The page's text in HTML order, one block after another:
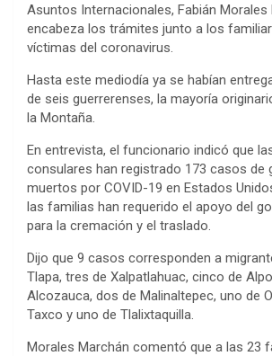
Asuntos Internacionales, Fabián Morales
encabeza los trámites junto a los
víctimas del coronavirus.
Hasta este mediodía ya se habían
de seis guerrerenses, la mayoría
la Montaña.
En entrevista, el funcionario indicó que
consulares han registrado 173 casos de
muertos por COVID-19 en Estados
las familias han requerido el apoyo del
para la cremación y el traslado.
Dijo que 9 casos corresponden a
Tlapa, tres de Xalpatlahuac, cinco de
Alcozauca, dos de Malinaltepec, uno de
Taxco y uno de Tlalixtaquilla.
Morales Marchán comentó que a las 23